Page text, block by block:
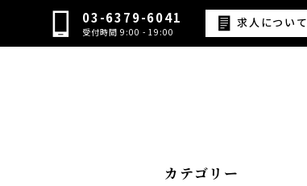
03-6379-6041
受付時間 9:00 - 19:00
求人について
カテゴリー